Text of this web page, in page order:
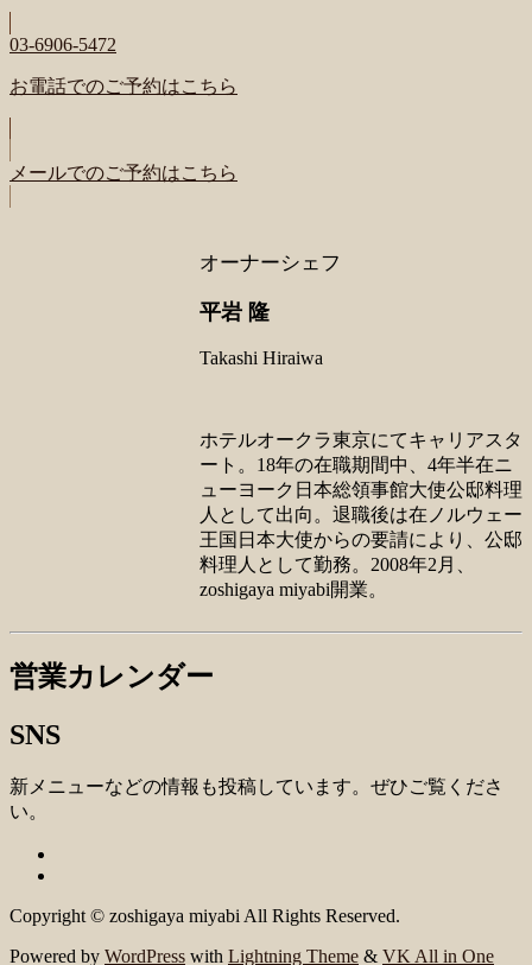
03-6906-5472
お電話でのご予約はこちら
メールでのご予約はこちら
オーナーシェフ
平岩 隆
Takashi Hiraiwa
ホテルオークラ東京にてキャリアスタ
ート。18年の在職期間中、4年半在ニ
ューヨーク日本総領事館大使公邸料理
人として出向。退職後は在ノルウェー
王国日本大使からの要請により、公邸
料理人として勤務。2008年2月、
zoshigaya miyabi開業。
営業カレンダー
SNS
新メニューなどの情報も投稿しています。ぜひご覧くださ
い。
Copyright © zoshigaya miyabi All Rights Reserved.
Powered by WordPress with Lightning Theme & VK All in One